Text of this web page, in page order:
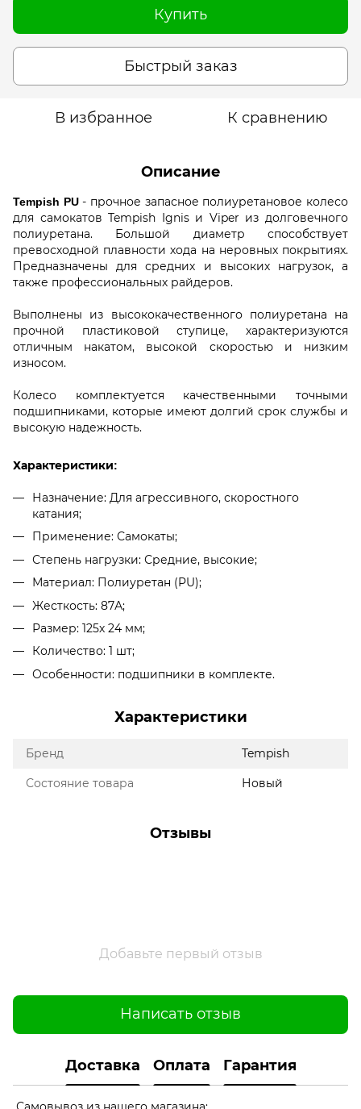
Купить
Быстрый заказ
В избранное К сравнению
Описание
Tempish PU- прочное запасное полиуретановое колесо
для самокатов Tempish Ignis и Viper из долговечного
полиуретана. Большой диаметр способствует
превосходной плавности хода на неровных покрытиях.
Предназначены для средних и высоких нагрузок, а
также профессиональных райдеров.
Выполнены из высококачественного полиуретана на
прочной пластиковой ступице, характеризуются
отличным накатом, высокой скоростью и низким
износом.
Колесо комплектуется качественными точными
подшипниками, которые имеют долгий срок службы и
высокую надежность.
Характеристики:
Назначение: Для агрессивного, скоростного
катания;
Применение: Самокаты;
Степень нагрузки: Средние, высокие;
Материал: Полиуретан (PU);
Жесткость: 87А;
Размер: 125х 24 мм;
Количество: 1 шт;
Особенности: подшипники в комплекте.
Характеристики
Бренд Tempish
Состояние товара Новый
Отзывы
Добавьте первый отзыв
Написать отзыв
Доставка Оплата Гарантия